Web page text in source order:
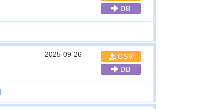
DB
2025-09-26
CSV
DB